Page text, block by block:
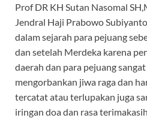
Prof DR KH Sutan Nasomal
Jendral Haji Prabowo
dalam sejarah para pejuang
dan setelah Merdeka karena
daerah dan para pejuang
mengorbankan jiwa raga dan
tercatat atau terlupakan juga
iringan doa dan rasa